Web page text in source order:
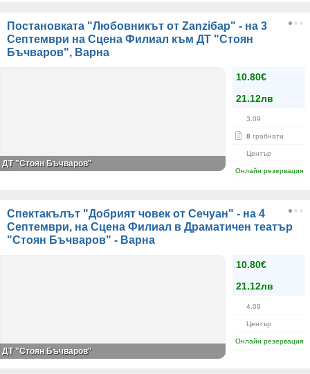
Постановката "Любовникът от Zanziбар" - на 3
Септември на Сцена Филиал към ДТ "Стоян
Бъчваров", Варна
10.80€
21.12лв
3.09
8 грабнати
Център
Онлайн резервация
ДТ "Стоян Бъчваров"
Спектакълът "Добрият човек от Сечуан" - на 4
Септември, на Сцена Филиал в Драматичен театър
"Стоян Бъчваров" - Варна
10.80€
21.12лв
4.09
Център
Онлайн резервация
ДТ "Стоян Бъчваров"